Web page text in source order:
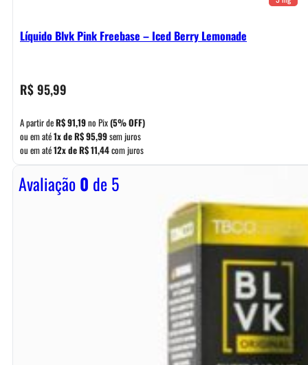
Líquido Blvk Pink Freebase – Iced Berry Lemonade
R$95,99
A partir deR$91,19no Pix(5% OFF)
ou em até1x deR$95,99sem juros
ou em até12x deR$11,44com juros
Avaliação0 de 5